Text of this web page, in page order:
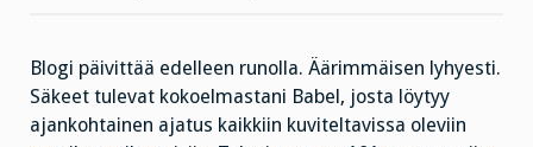
Blogi päivittää edelleen runolla. Äärimmäisen lyhyesti.
Säkeet tulevat kokoelmastani Babel, josta löytyy
ajankohtainen ajatus kaikkiin kuviteltavissa oleviin